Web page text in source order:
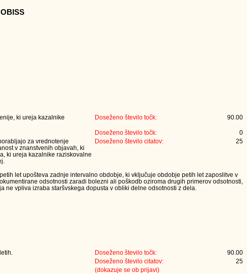
ki ureja kazalnike
Doseženo število točk: 90.00
Doseženo število točk:
0
za vrednotenje
v znanstvenih objavah, ki
ki ureja kazalnike raziskovalne
Doseženo število citatov: 25
let upošteva zadnje intervalno obdobje, ki vključuje obdobje petih let zaposlitve v
odsotnosti zaradi bolezni ali poškodb oziroma drugih primerov odsotnosti,
ne vpliva izraba staršvskega dopusta v obliki delne odsotnosti z dela.
Doseženo število točk:
90.00
Doseženo število citatov:
25
(dokazuje se ob prijavi)